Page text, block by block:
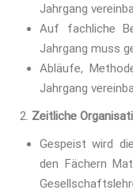
Jahrgang
Auf fachliche
Jahrgang muss
Abläufe,
Jahrgang
Zeitliche
Gespeist wird
den Fächern